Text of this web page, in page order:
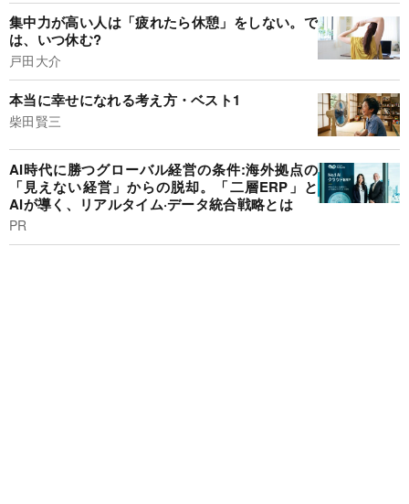
集中力が高い人は「疲れたら休憩」をしない。で
は、いつ休む?
戸田大介
本当に幸せになれる考え方・ベスト1
柴田賢三
AI時代に勝つグローバル経営の条件:海外拠点の
「見えない経営」からの脱却。「二層ERP」と
AIが導く、リアルタイム·データ統合戦略とは
PR